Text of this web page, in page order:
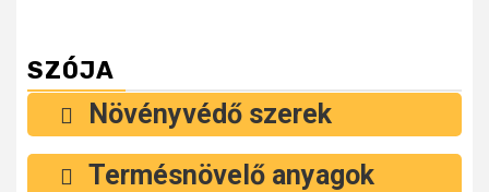
SZÓJA
Növényvédő szerek
Termésnövelő anyagok